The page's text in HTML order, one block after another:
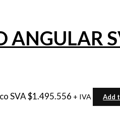
ANGULAR
SVA$1.495.556 + IVA Add